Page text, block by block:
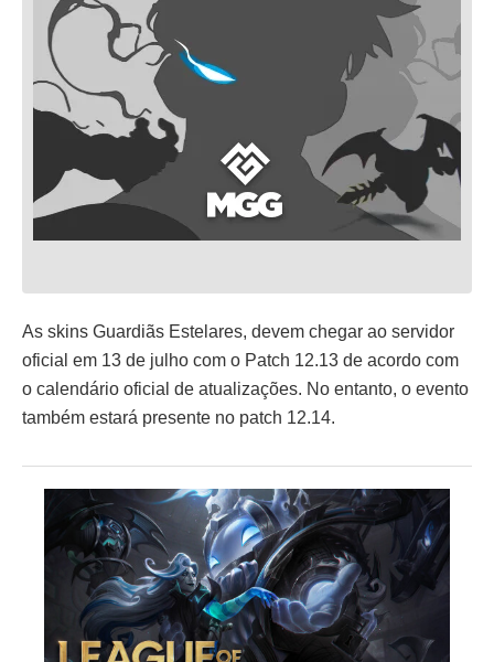
As skins Guardiãs Estelares, devem chegar ao servidor
oficial em 13 de julho com o Patch 12.13 de acordo com
o calendário oficial de atualizações. No entanto, o evento
também estará presente no patch 12.14.